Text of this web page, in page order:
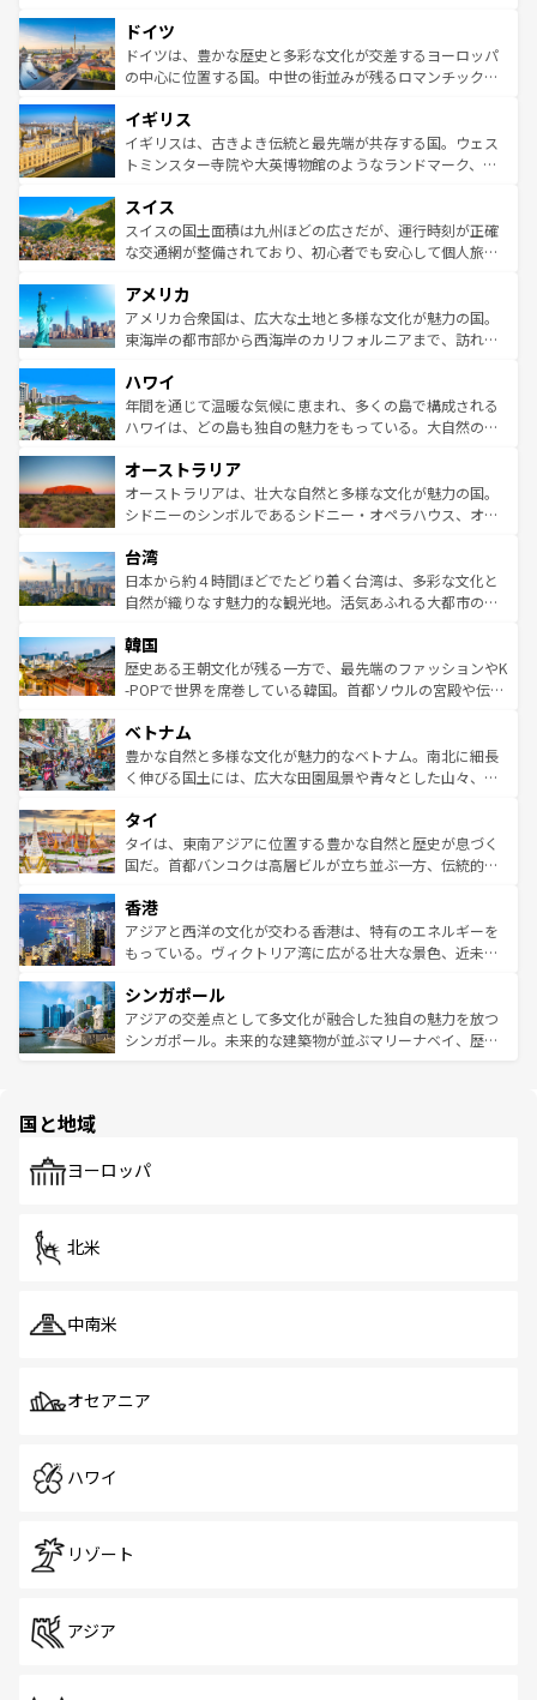
せる。地方によって風土や気候が異なるスペインはその個
性で訪れる人を魅了する。 なお、新着のスペイン情報は コ
ンテンツ一覧を参照してほしい。
で、幅広い魅力が詰まっている。華麗な宮殿、歴史的な大
聖堂、美しいビーチ、そして豊かな自然が、訪れる者を心
から魅了する。また、フランスは美食の国としても知ら
いる。シャンパンの発祥地であるランス、プロヴァンスの
香り高いラベンダー畑など、多彩な楽しみ方が可能だ。さ
らに、パリ以外の地域にも魅力が溢れており、どの街角に
れる地方に足を運ぶとそれぞれで全く異なる文化を体験で
きるだろう。 なお、新着のフランス情報はコンテンツ一覧
を参照してほしい。
ドイツ
ドイツは、豊かな歴史と多彩な文化が交差するヨーロッパ
の中心に位置する国。中世の街並みが残るロマンチック街
顔を持つこの国は、どこを歩いても飽きることがない。ベ
ルリンの文化的活気、バイエルン州のアルプスの絶景、そ
してライン川沿いのワイン畑といった風景は必見。ビール
は、お酒好きな人にはぜひ体験してほしい。 なお、新着の
ドイツ情報はコンテンツ一覧を参照してほしい。
イギリス
イギリスは、古きよき伝統と最先端が共存する国。ウェス
トミンスター寺院や大英博物館のようなランドマーク、歴
リアごとに異なる魅力がある。また、優雅なアフタヌーン
ティー、ビール好きにはたまらない英国パブ、サッカー観
戦など、本場だからこそできる体験も豊富。イギリスを旅
ンツ一覧を参照してほしい。
スイス
スイスの国土面積は九州ほどの広さだが、運行時刻が正確
な交通網が整備されており、初心者でも安心して個人旅行
の建物がそのまま残る町や、スイスならではのユニークな
博物館もあり、アルプス観光だけでなく町歩きも満喫する
ことができる。国民の所得が高いため物価も高いが、旅行
ば市内交通費無料で観光を楽しむこともできる。 なお、新
着のスイス情報はコンテンツ一覧 を参照してほしい。
アメリカ
アメリカ合衆国は、広大な土地と多様な文化が魅力の国。
東海岸の都市部から西海岸のカリフォルニアまで、訪れる
のような巨大都市は、観光、ショッピング、エンターテイ
ンメントが詰まった刺激的なスポットだ。一方、アメリカ
西部には大自然が広がり、グランドキャニオンやイエロー
部のニューオーリンズでは、音楽と美食が融合した独特の
文化が魅力。旅行者はアメリカの各地域で異なる魅力を楽
しみながら、その多様性と豊かな歴史を感じることができ
ならではの贅沢な旅のスタイルだ。 なお、新着のアメリカ
情報はコンテンツ一覧を参照してほしい。
ハワイ
年間を通じて温暖な気候に恵まれ、多くの島で構成される
ハワイは、どの島も独自の魅力をもっている。大自然の神
ワイ島は見逃せない。また、定番の観光地といえばオアフ
島だが、静かな自然を求めるならマウイ島やカウアイ島が
おすすめ。エメラルドグリーンに輝く海をはじめ、豊かな
れるおもてなしの心で訪れる人々を迎えてくれるハワイの
人々、おいしいローカルフードやハワイアンミュージッ
ク、伝統的なフラダンスなど、すべてがハワイの魅力を彩
ワイを、存分に味わってほしい。 なお、新着のハワイ情報
はコンテンツ一覧を参照してほしい。
オーストラリア
オーストラリアは、壮大な自然と多様な文化が魅力の国。
シドニーのシンボルであるシドニー・オペラハウス、オー
リアリーフや大陸中央部にそびえるウルル（エアーズロッ
ク）、タスマニアの美しい原生林やケアンズの熱帯雨林な
ど、見どころがたくさん。また、カフェやワイン、オージ
いる。アクティビティも充実しており、サーフィンやダイ
ビング、ハイキングなど、アウトドア好きにはたまらな
い。オーストラリアの多彩な魅力を存分に味わいつくそ
参照してほしい。
台湾
日本から約４時間ほどでたどり着く台湾は、多彩な文化と
自然が織りなす魅力的な観光地。活気あふれる大都市の台
ン）、静ひつな山岳地帯である台湾東部など、都市の喧騒
と山間の静けさが共存しており、訪れる人に新しい発見と
驚きをもたらしてくれる。また、奥深い台湾の食文化も魅
容にもいいと評判のスイーツなど、バラエティ豊かな料理
が味わえる。 なお、新着の台湾情報は コンテンツ一覧を参
照してほしい。
韓国
歴史ある王朝文化が残る一方で、最先端のファッションやK
-POPで世界を席巻している韓国。首都ソウルの宮殿や伝統
き、地方に足を延ばせば四季折々の自然美を楽しむことが
できる。そして、キムチや焼肉、絶品のストリートフード
まで、さまざまな韓国料理が待っている。夜には、韓国な
リティに包まれながら、韓国の多彩な魅力を心ゆくまで味
わってみてほしい。 なお、新着の韓国情報はコンテンツ一
覧を参照してほしい。
ベトナム
豊かな自然と多様な文化が魅力的なベトナム。南北に細長
く伸びる国土には、広大な田園風景や青々とした山々、世
急速な発展と共に伝統が息づく。ハノイの古い町並みやホ
ーチミン市のフランス統治時代の建物も、独特の雰囲気を
醸し出している。また、バラエティの豊かさとおいしさで
とつ。フォーやバインミー、ベトナムコーヒーなどは、ぜ
ひ現地で味わいたい。どの地域を訪れてもあたたかい人々
が旅行者を迎えてくれるので、きっと忘れられない旅にな
参照してほしい。
タイ
タイは、東南アジアに位置する豊かな自然と歴史が息づく
国だ。首都バンコクは高層ビルが立ち並ぶ一方、伝統的な
の活気が交差している。北部ではチェンマイなどの山岳地
帯で自然と触れ合い、南部ではプーケットやクラビの美し
いビーチでリゾート気分を楽しむことができる。タイ料理
激する。気候は一年中温暖で、どの季節にも異なる楽しみ
が待っている。親しみやすいタイの人々、仏教を中心とし
た文化、そして多様な観光資源が、訪れる旅人を魅了し続
香港
アジアと西洋の文化が交わる香港は、特有のエネルギーを
もっている。ヴィクトリア湾に広がる壮大な景色、近未来
み、どこを訪れても感動するはず。観光スポットが密集し
ており、効率よく見どころを回れるのも魅力。息をのむよ
うな絶景から文化的な体験まで、香港を存分に楽しみ尽く
シンガポール
アジアの交差点として多文化が融合した独自の魅力を放つ
シンガポール。未来的な建築物が並ぶマリーナベイ、歴史
で、ホーカーズは地元の風情を楽しめる外せないスポット
国と地域
ヨーロッパ
北米
中南米
オセアニア
ハワイ
リゾート
アジア